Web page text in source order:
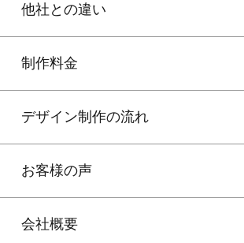
他社との違い
制作料金
デザイン制作の流れ
お客様の声
会社概要